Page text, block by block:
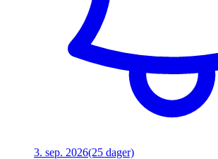
3. sep. 2026(25 dager)